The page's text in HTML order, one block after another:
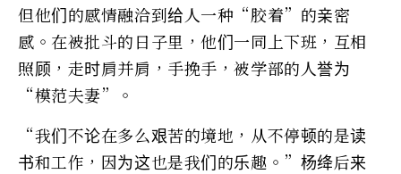
但他们的感情融洽到给人一种“胶着”的亲密
感。在被批斗的日子里，他们一同上下班，互相
照顾，走时肩并肩，手挽手，被学部的人誉为
“模范夫妻”。
“我们不论在多么艰苦的境地，从不停顿的是读
书和工作，因为这也是我们的乐趣。”杨绛后来